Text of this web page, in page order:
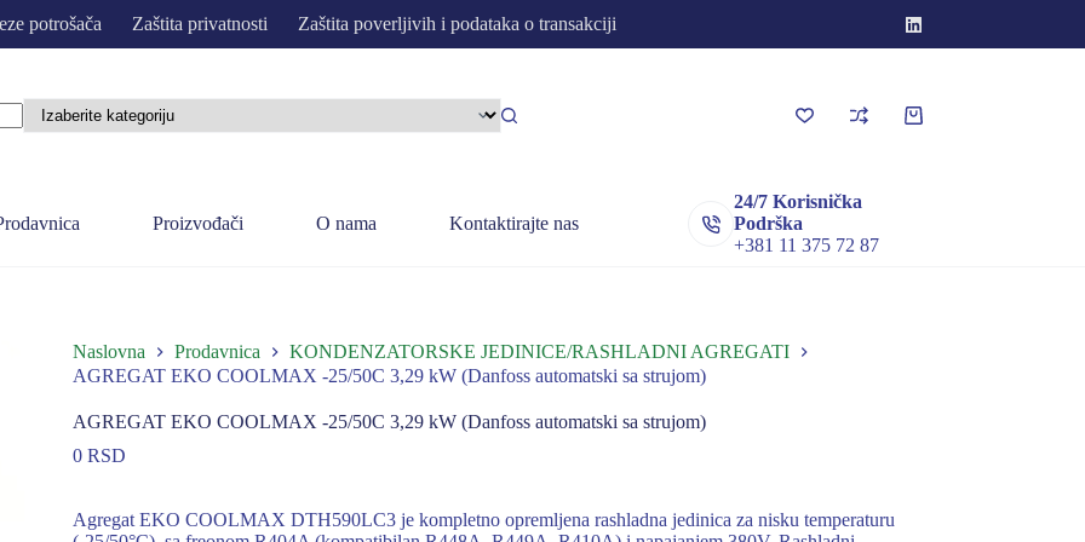
potrošača Zaštita privatnosti Zaštita poverljivih i podataka o transakciji
Korpa
Proizvođači O nama Kontaktirajte nas
24/7 Korisnička
Podrška
+381 11 375 72 87
Naslovna Prodavnica
KONDENZATORSKE JEDINICE/RASHLADNI AGREGATI
AGREGAT EKO COOLMAX -25/50C 3,29 kW (Danfoss automatski sa strujom)
AGREGAT EKO COOLMAX -25/50C 3,29 kW (Danfoss automatski sa strujom)
0 RSD
Agregat EKO COOLMAX DTH590LC3 je kompletno opremljena rashladna jedinica za nisku temperaturu